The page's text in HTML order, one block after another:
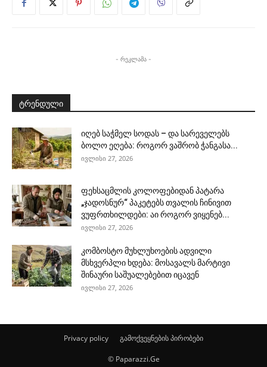
- რეკლამა -
ტრენდული
იღებ საჭმელ სოდას – და სარეველებს
ბოლო ეღება: როგორ ვაშრობ ჭანგასა...
ივლისი 27, 2026
ფეხსაცმლის კოლოფებიდან პატარა
„ჯადოსნურ“ პაკეტებს თვალის ჩინივით
ვუფრთხილდები: აი როგორ ვიყენებ...
ივლისი 27, 2026
კომბოსტო მუხლუხოების ადვილი
მსხვერპლი ხდება: მოსავალს მარტივი
შინაური საშუალებებით იცავენ
ივლისი 27, 2026
Privacy policy გამოქვეყნების პირობები
© Paparazzi.Ge